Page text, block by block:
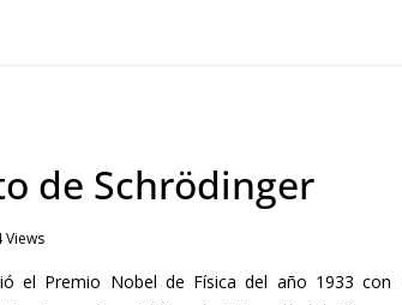
de Schrödinger
Views
el Premio Nobel de Física del año 1933